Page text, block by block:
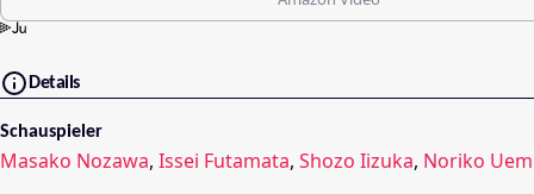
Details
Schauspieler
Masako Nozawa, Issei Futamata, Shozo Iizuka, Noriko